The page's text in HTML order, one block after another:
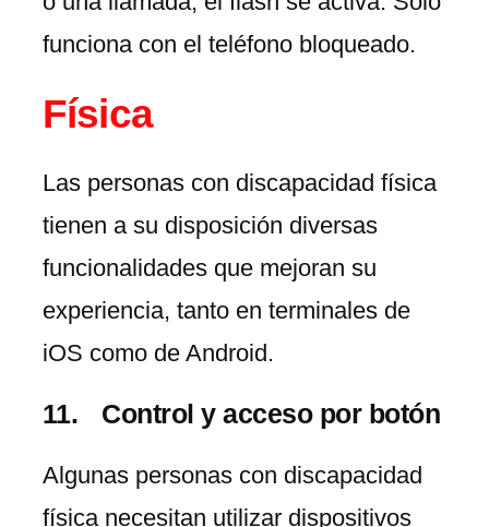
funciona con el teléfono bloqueado.
Física
Las personas con discapacidad física
tienen a su disposición diversas
funcionalidades que mejoran su
experiencia, tanto en terminales de
iOS como de Android.
Control y acceso por botón
Algunas personas con discapacidad
física necesitan utilizar dispositivos